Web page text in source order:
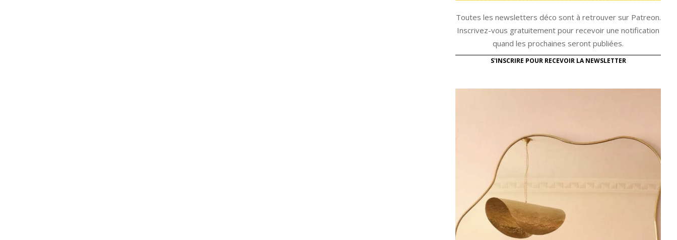
Toutes les newsletters déco sont à retrouver sur Patreon.
Inscrivez-vous gratuitement pour recevoir une notification
quand les prochaines seront publiées.
S'INSCRIRE POUR RECEVOIR LA NEWSLETTER